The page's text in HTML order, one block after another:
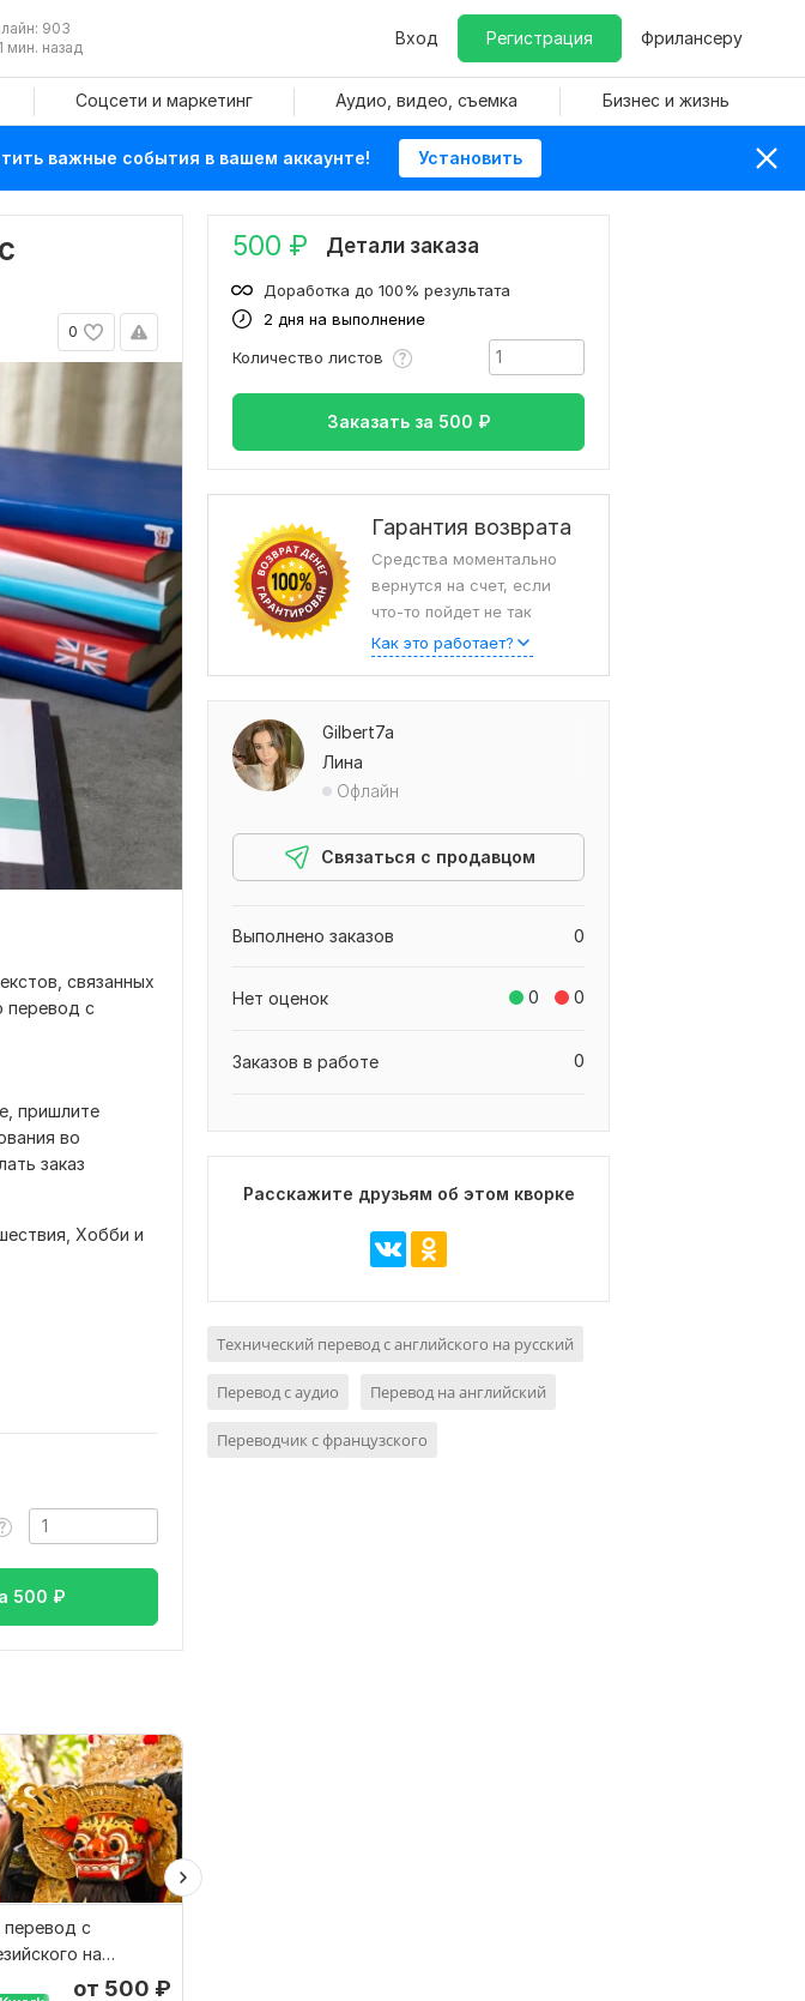
903
мин. назад
Вход Регистрация Фрилансеру
Соцсети и маркетинг Аудио, видео, съемка Бизнес и жизнь
важные события в вашем аккаунте! Установить
0
связанных
перевод с
пришлите
во
заказ
Хобби и
500 ₽
перевод с
на
и наоборотот 500 ₽
500 ₽ Детали заказа
2 дня на выполнение
Доработка до 100% результата
Количество листов
Заказать за 500 ₽
Гарантия возврата
Средства моментально
вернутся на счет, если
что-то пойдет не так
Как это работает?
Gilbert7a
Лина
Офлайн
Связаться с продавцом
0
Выполнено заказов
0 0
Нет оценок
0
Заказов в работе
Расскажите друзьям об этом кворке
Технический перевод с английского на русский
Перевод с аудио Перевод на английский
Переводчик с французского